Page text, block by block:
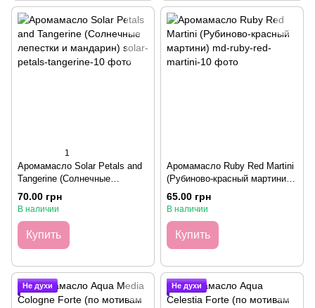
1
Аромамасло Solar Petals and
Tangerine (Солнечные
лепестки и мандарин), 10
грамм
70.00 грн
В наличии
Купить
Аромамасло Ruby Red Martini
(Рубиново-красный мартини),
10 грамм
65.00 грн
В наличии
Купить
Не духи Не духи